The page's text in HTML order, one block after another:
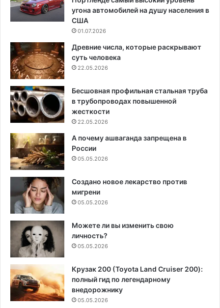
угона автомобилей на душу населения в
США
01.07.2026
Древние числа, которые раскрывают
суть человека
22.05.2026
Бесшовная профильная стальная труба
в трубопроводах повышенной
жесткости
22.05.2026
А почему ашваганда запрещена в
России
05.05.2026
Создано новое лекарство против
мигрени
05.05.2026
Можете ли вы изменить свою
личность?
05.05.2026
Крузак 200 (Toyota Land Cruiser 200):
полный гид по легендарному
внедорожнику
05.05.2026